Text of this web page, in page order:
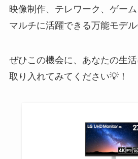
映像制作、テレワーク、ゲーム
マルチに活躍できる万能モデ
ぜひこの機会に、あなたの生
取り入れてみてください💡！